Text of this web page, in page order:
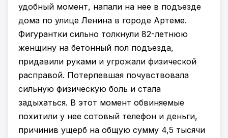
удобный момент, напали на нее в подъезде
дома по улице Ленина в городе Артеме.
Фигурантки сильно толкнули 82-летнюю
женщину на бетонный пол подъезда,
придавили руками и угрожали физической
расправой. Потерпевшая почувствовала
сильную физическую боль и стала
задыхаться. В этот момент обвиняемые
похитили у нее сотовый телефон и деньги,
причинив ущерб на общую сумму 4,5 тысячи